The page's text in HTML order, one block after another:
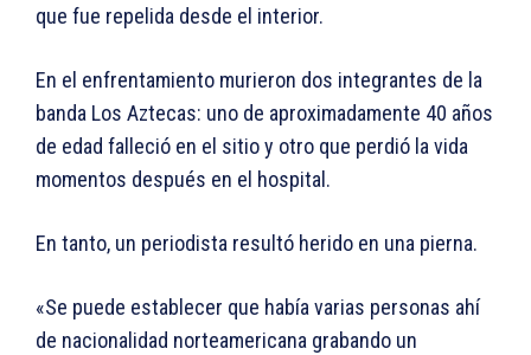
que fue repelida desde el interior.
En el enfrentamiento murieron dos integrantes de la
banda Los Aztecas: uno de aproximadamente 40 años
de edad falleció en el sitio y otro que perdió la vida
momentos después en el hospital.
En tanto, un periodista resultó herido en una pierna.
«Se puede establecer que había varias personas ahí
de nacionalidad norteamericana grabando un